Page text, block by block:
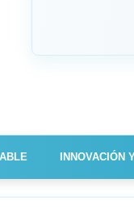
INNOVACIÓN